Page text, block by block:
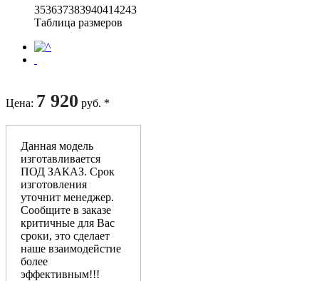
353637383940414243
Таблица размеров
Цена: 7 920 руб. *
Данная модель
изготавливается
ПОД ЗАКАЗ. Срок
изготовления
уточнит менеджер.
Сообщите в заказе
критичные для Вас
сроки, это сделает
наше взаимодейстие
более
эффективным!!!